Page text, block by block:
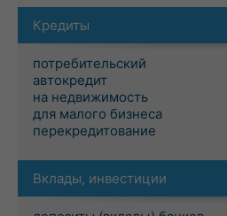
Кредиты
потребительский
автокредит
на недвижимость
для малого бизнеса
перекредитование
Вклады, инвестиции